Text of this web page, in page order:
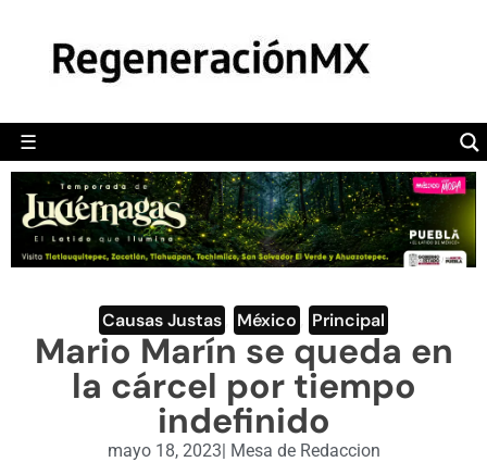
☰
POLÍTICA
CAMALEÓN
OPINIÓN
DEPORTES
ENGLISH SECTION
VIDEOS
Causas Justas México Principal
Mario Marín se queda en
la cárcel por tiempo
indefinido
mayo 18, 2023| Mesa de Redaccion